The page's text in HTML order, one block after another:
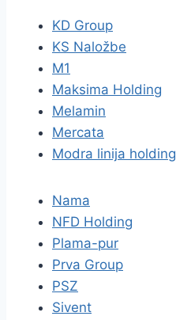
KD Group
KS Naložbe
M1
Maksima Holding
Melamin
Mercata
Modra linija holding
Nama
NFD Holding
Plama-pur
Prva Group
PSZ
Sivent